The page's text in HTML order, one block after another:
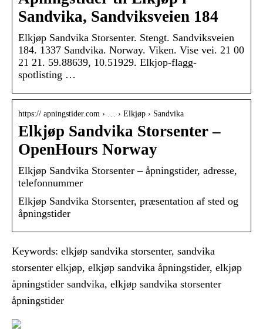
Sandvika, Sandviksveien 184
Elkjøp Sandvika Storsenter. Stengt. Sandviksveien
184. 1337 Sandvika. Norway. Viken. Vise vei. 21 00
21 21. 59.88639, 10.51929. Elkjop-flagg-
spotlisting …
https:// apningstider.com › … › Elkjøp › Sandvika
Elkjøp Sandvika Storsenter –
OpenHours Norway
Elkjøp Sandvika Storsenter – åpningstider, adresse,
telefonnummer
Elkjøp Sandvika Storsenter, præsentation af sted og
åpningstider
Keywords: elkjøp sandvika storsenter, sandvika
storsenter elkjøp, elkjøp sandvika åpningstider, elkjøp
åpningstider sandvika, elkjøp sandvika storsenter
åpningstider